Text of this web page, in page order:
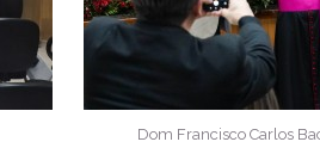
Dom Francisco Carlos